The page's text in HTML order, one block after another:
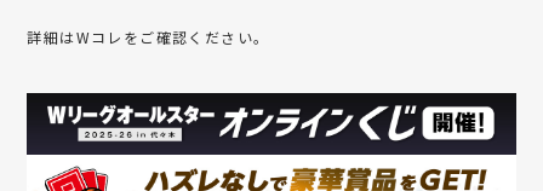
詳細はWコレをご確認ください。